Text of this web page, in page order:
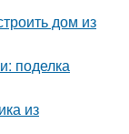
дом из
поделка
из